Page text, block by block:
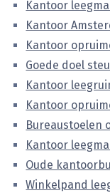
Kantoor
Kantoor
Kantoor
Goede doel
Kantoor
Kantoor
Bureaustoelen
Kantoor
Oude
Winkelpand